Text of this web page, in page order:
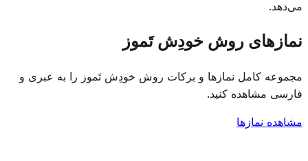
می‌دهد.
نمازهای روش خودِش تَموز
مجموعه کامل نمازها و برکات روش خودِش تَموز را به عبری و
فارسی مشاهده کنید.
مشاهده نمازها